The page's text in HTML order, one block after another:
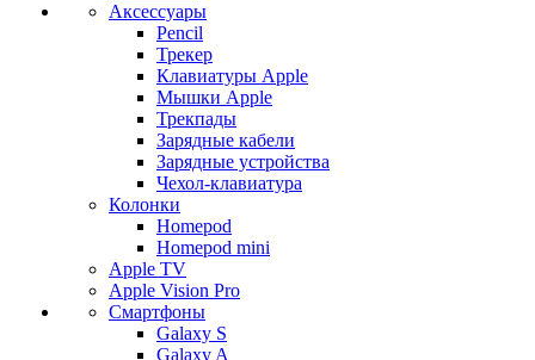
Аксессуары
Pencil
Трекер
Клавиатуры Apple
Мышки Apple
Трекпады
Зарядные кабели
Зарядные устройства
Чехол-клавиатура
Колонки
Homepod
Homepod mini
Apple TV
Apple Vision Pro
Смартфоны
Galaxy S
Galaxy A